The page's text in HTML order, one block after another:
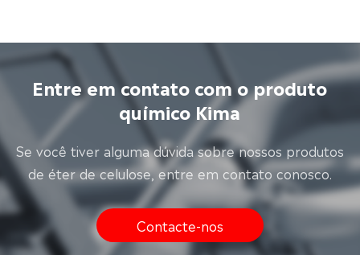
Entre em contato com o produto
químico Kima
Se você tiver alguma dúvida sobre nossos produtos
de éter de celulose, entre em contato conosco.
Contacte-nos